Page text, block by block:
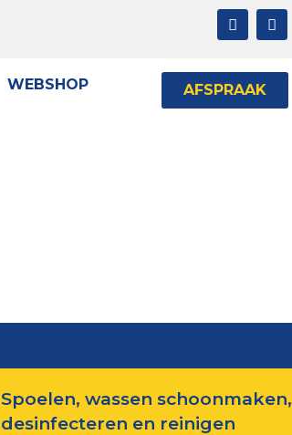
WEBSHOP AFSPRAAK
Spoelen, wassen schoonmaken,
desinfecteren en reinigen